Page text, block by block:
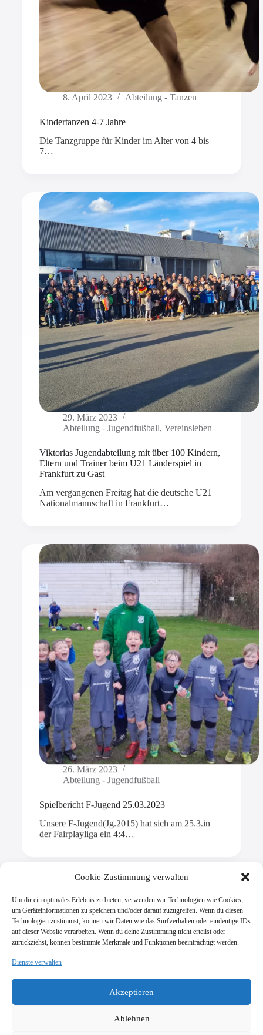
Cookie-Zustimmung verwalten
Um dir ein optimales Erlebnis zu bieten, verwenden wir Technologien wie Cookies,
um Geräteinformationen zu speichern und/oder darauf zuzugreifen. Wenn du diesen
Technologien zustimmst, können wir Daten wie das Surfverhalten oder eindeutige IDs
auf dieser Website verarbeiten. Wenn du deine Zustimmung nicht erteilst oder
zurückziehst, können bestimmte Merkmale und Funktionen beeinträchtigt werden.
Dienste verwalten
Akzeptieren
Ablehnen
8. April 2023 Abteilung - Tanzen
Kindertanzen 4-7 Jahre
Die Tanzgruppe für Kinder im Alter von 4 bis
7…
29. März 2023
Abteilung - Jugendfußball, Vereinsleben
Viktorias Jugendabteilung mit über 100 Kindern,
Eltern und Trainer beim U21 Länderspiel in
Frankfurt zu Gast
Am vergangenen Freitag hat die deutsche U21
Nationalmannschaft in Frankfurt…
26. März 2023
Abteilung - Jugendfußball
Spielbericht F-Jugend 25.03.2023
Unsere F-Jugend(Jg.2015) hat sich am 25.3.in
der Fairplayliga ein 4:4…
Mehr laden
SV Viktoria Klein-Zimmern 1945 e.V.